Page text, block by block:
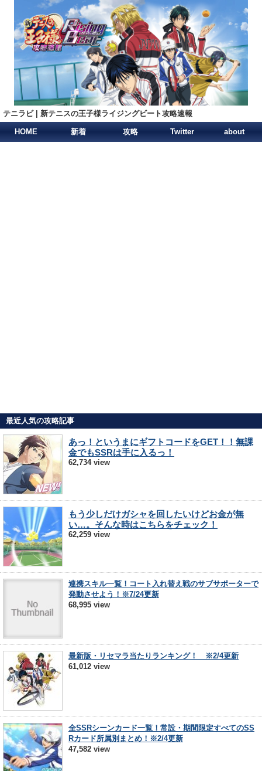
テニラビ | 新テニスの王子様ライジングビート攻略速報
HOME 新着 攻略 Twitter about
最近人気の攻略記事
あっ！というまにギフトコードをGET！！無課
金でもSSRは手に入るっ！
62,734 view
もう少しだけガシャを回したいけどお金が無
い…。そんな時はこちらをチェック！
62,259 view
連携スキル一覧！コート入れ替え戦のサブサポーターで
発動させよう！※7/24更新
68,995 view
最新版・リセマラ当たりランキング！ ※2/4更新
61,012 view
全SSRシーンカード一覧！常設・期間限定すべてのSS
Rカード所属別まとめ！※2/4更新
47,582 view